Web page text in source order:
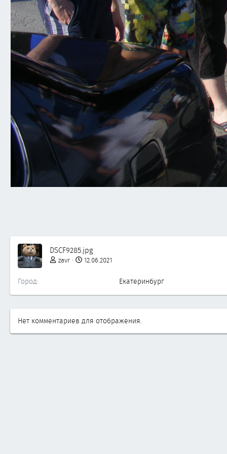
DSCF9285.jpg
zavr 12.06.2021
Город Екатеринбург
Нет комментариев для отображения.